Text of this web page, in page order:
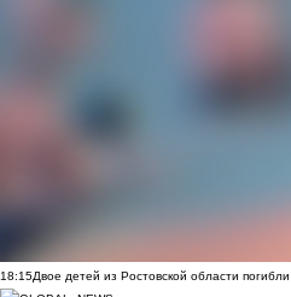
18:15Двое детей из Ростовской области